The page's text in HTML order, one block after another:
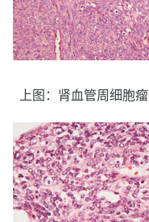
上图：肾血管周细胞